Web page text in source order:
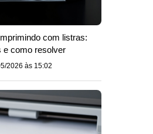
com listras:
e como resolver
2026 às 15:02